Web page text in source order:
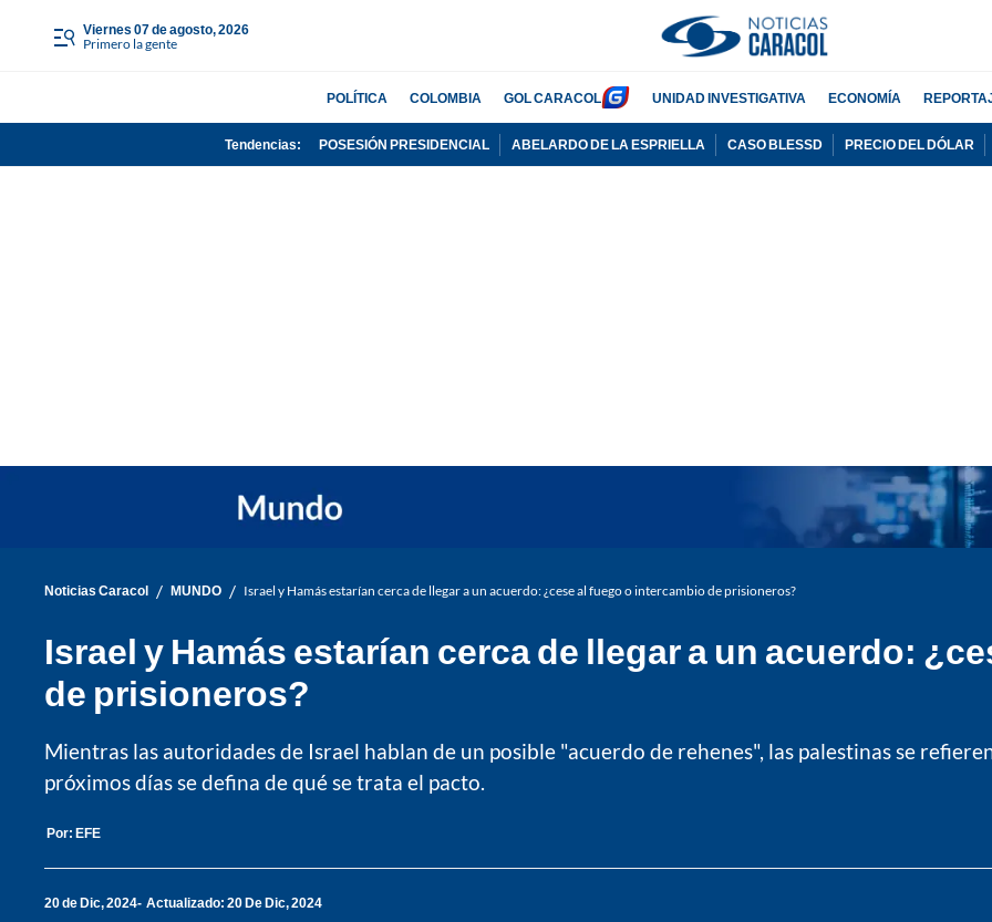
viernes 07 de agosto, 2026
Primero la gente
POLÍTICA COLOMBIA GOL CARACOL UNIDAD INVESTIGATIVA ECONOMÍA
Tendencias: POSESIÓN PRESIDENCIAL ABELARDO DE LA ESPRIELLA CASO BLESSD PRECIO DEL DÓLAR
Noticias Caracol / MUNDO / Israel y Hamás estarían cerca de llegar a un acuerdo: ¿cese al fuego o intercambio de prisioneros?
Israel y Hamás estarían cerca de llegar a un acuerdo:
de prisioneros?
Mientras las autoridades de Israel hablan de un posible "acuerdo de rehenes", las palestinas se
próximos días se defina de qué se trata el pacto.
Por: EFE
20 de Dic, 2024 Actualizado: 20 De Dic, 2024